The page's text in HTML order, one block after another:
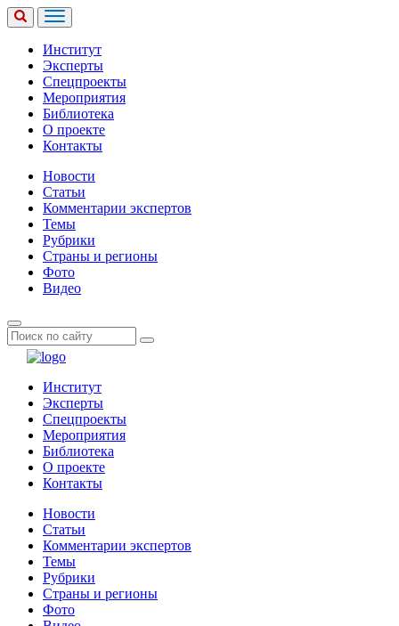
Институт
Эксперты
Спецпроекты
Мероприятия
Библиотека
О проекте
Контакты
Новости
Статьи
Комментарии экспертов
Темы
Рубрики
Страны и регионы
Фото
Видео
Институт
Эксперты
Спецпроекты
Мероприятия
Библиотека
О проекте
Контакты
Новости
Статьи
Комментарии экспертов
Темы
Рубрики
Страны и регионы
Фото